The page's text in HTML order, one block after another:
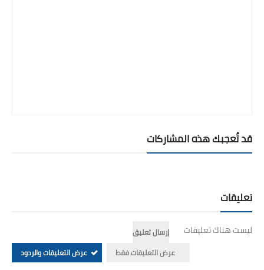
قد تُعجبك هذه المشاركات
تعليقات
ليست هناك تعليقات
إرسال تعليق
عرض التعليقات فقط
عرض التعليقات والردود